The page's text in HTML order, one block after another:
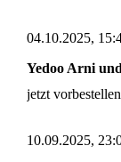
04.10.2025,
Yedoo Arni
jetzt
10.09.2025,